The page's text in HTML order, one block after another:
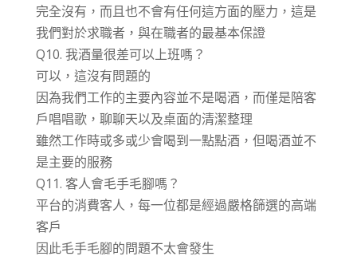
完全沒有，而且也不會有任何這方面的壓力，這是
我們對於求職者，與在職者的最基本保證
Q10. 我酒量很差可以上班嗎？
可以，這沒有問題的
因為我們工作的主要內容並不是喝酒，而僅是陪客
戶唱唱歌，聊聊天以及桌面的清潔整理
雖然工作時或多或少會喝到一點點酒，但喝酒並不
是主要的服務
Q11. 客人會毛手毛腳嗎？
平台的消費客人，每一位都是經過嚴格篩選的高端
客戶
因此毛手毛腳的問題不太會發生